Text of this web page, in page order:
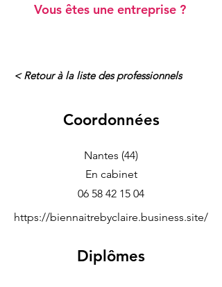
Vous êtes une entreprise ?
< Retour à la liste des professionnels
Coordonnées
Nantes (44)
En cabinet
06 58 42 15 04
https://biennaitrebyclaire.business.site/
Diplômes